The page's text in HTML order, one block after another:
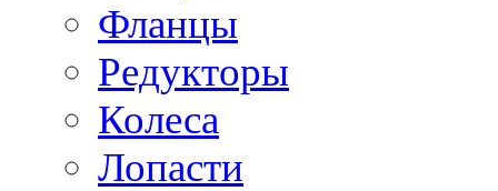
Фланцы
Редукторы
Колеса
Лопасти